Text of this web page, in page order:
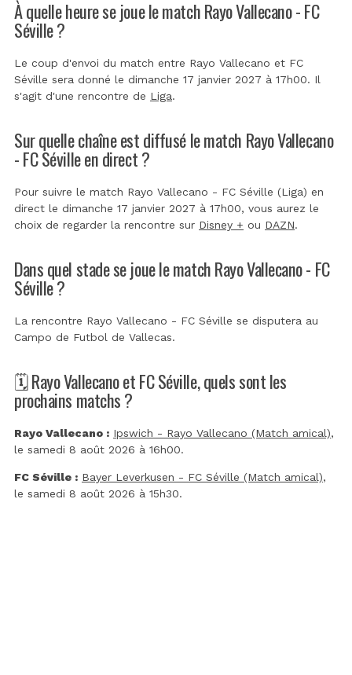
À quelle heure se joue le match Rayo Vallecano - FC
Séville ?
Le coup d'envoi du match entre Rayo Vallecano et FC
Séville sera donné le dimanche 17 janvier 2027 à 17h00. Il
s'agit d'une rencontre de Liga.
Sur quelle chaîne est diffusé le match Rayo Vallecano
- FC Séville en direct ?
Pour suivre le match Rayo Vallecano - FC Séville (Liga) en
direct le dimanche 17 janvier 2027 à 17h00, vous aurez le
choix de regarder la rencontre sur Disney + ou DAZN.
Dans quel stade se joue le match Rayo Vallecano - FC
Séville ?
La rencontre Rayo Vallecano - FC Séville se disputera au
Campo de Futbol de Vallecas.
🗓️ Rayo Vallecano et FC Séville, quels sont les
prochains matchs ?
Rayo Vallecano : Ipswich - Rayo Vallecano (Match amical),
le samedi 8 août 2026 à 16h00.
FC Séville : Bayer Leverkusen - FC Séville (Match amical),
le samedi 8 août 2026 à 15h30.